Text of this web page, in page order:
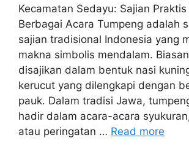
Kecamatan Sedayu: Sajian
Berbagai Acara Tumpeng adalah
sajian tradisional Indonesia yang
makna simbolis mendalam.
disajikan dalam bentuk nasi
kerucut yang dilengkapi dengan
pauk. Dalam tradisi Jawa,
hadir dalam acara-acara
atau peringatan … Read more